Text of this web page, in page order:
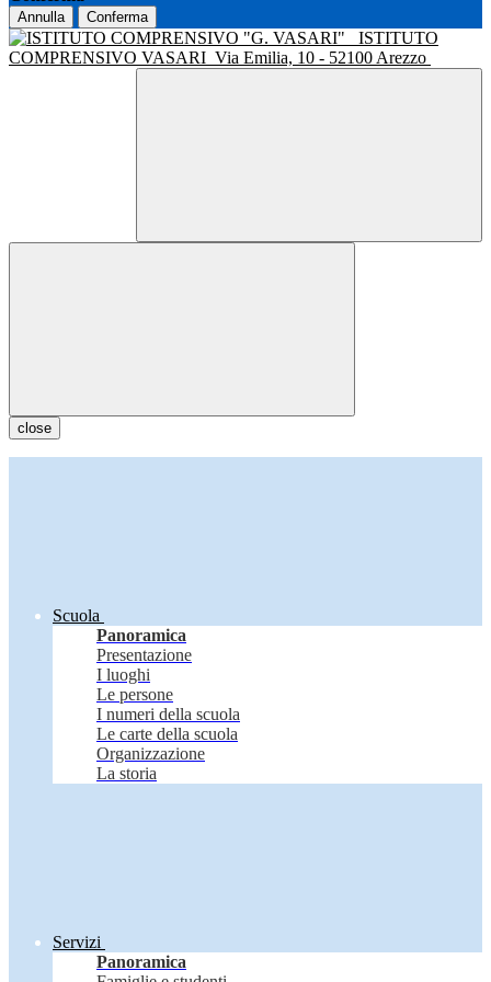
Annulla Conferma
ISTITUTO
COMPRENSIVO VASARI Via Emilia, 10 - 52100 Arezzo
close
Scuola
Panoramica
Presentazione
I luoghi
Le persone
I numeri della scuola
Le carte della scuola
Organizzazione
La storia
Servizi
Panoramica